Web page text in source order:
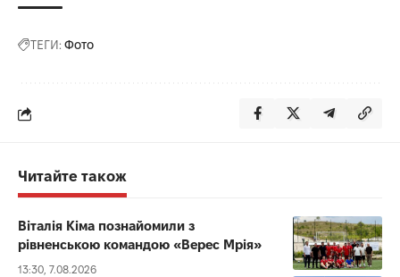
ТЕГИ: Фото
Читайте також
Віталія Кіма познайомили з
рівненською командою «Верес Мрія»
13:30, 7.08.2026